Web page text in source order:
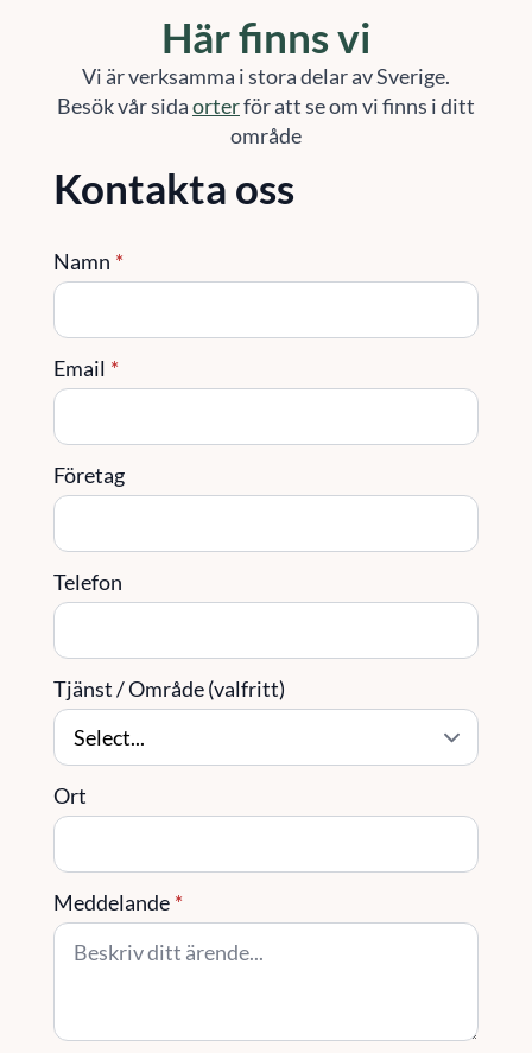
Här finns vi
Vi är verksamma i stora delar av Sverige.
Besök vår sidaorterför att se om vi finns i ditt
område
Kontakta oss
Namn *
Email *
Företag
Telefon
Tjänst / Område (valfritt)
Ort
Meddelande *